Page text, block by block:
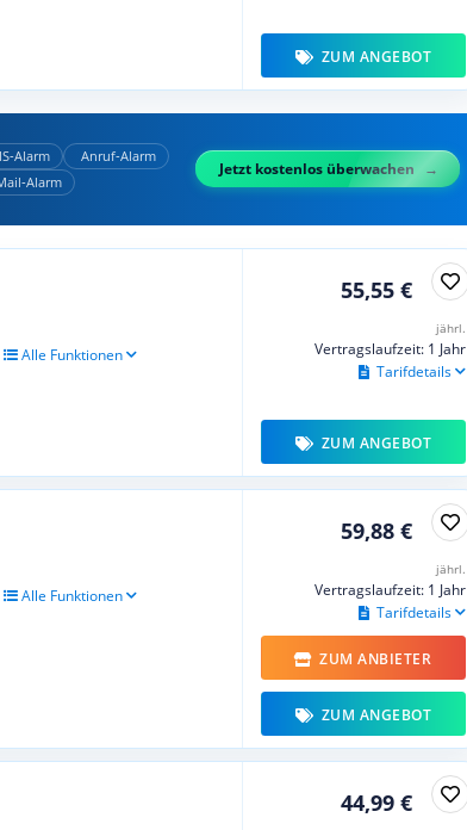
ZUM ANGEBOT
Anruf‑Alarm
Jetzt kostenlos überwachen
Alle Funktionen
55,55 €
jährl.
Vertragslaufzeit: 1 Jahr
Tarifdetails
ZUM ANGEBOT
Alle Funktionen
59,88 €
jährl.
Vertragslaufzeit: 1 Jahr
Tarifdetails
ZUM ANBIETER
ZUM ANGEBOT
44,99 €